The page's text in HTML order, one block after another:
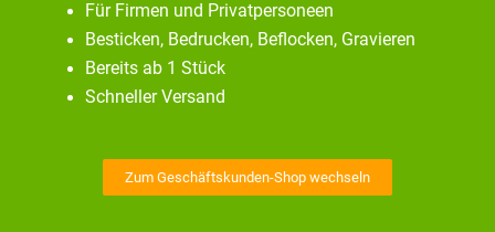
Für Firmen und Privatpersoneen
Besticken, Bedrucken, Beflocken, Gravieren
Bereits ab 1 Stück
Schneller Versand
Zum Geschäftskunden-Shop wechseln